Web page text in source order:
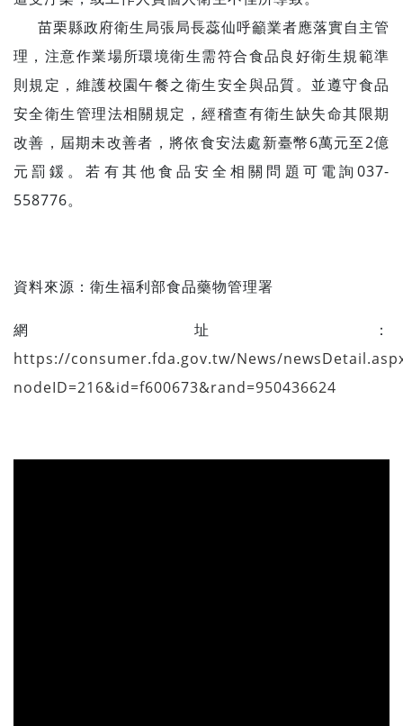
苗栗縣政府衛生局張局長蕊仙呼籲業者應落實自主管
理，注意作業場所環境衛生需符合食品良好衛生規範準
則規定，維護校園午餐之衛生安全與品質。並遵守食品
安全衛生管理法相關規定，經稽查有衛生缺失命其限期
改善，屆期未改善者，將依食安法處新臺幣6萬元至2億
元罰鍰。若有其他食品安全相關問題可電詢037-
558776。
資料來源：衛生福利部食品藥物管理署
網址：
https://consumer.fda.gov.tw/News/
nodeID=216&id=f600673&rand=950436624